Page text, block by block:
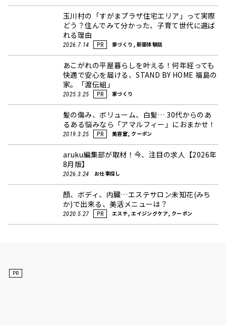
玉川村の「すがまプラザ住宅エリア」って実際
どう？住んでみて分かった、子育て世代に選ば
れる理由
2026.7.14 PR 家づくり, 新築体験談
あこがれの平屋暮らしを叶える！何年経っても
快適で安心を届ける、STAND BY HOME 福島の
家。「渡伝組」
2025.3.25 PR 家づくり
髪の傷み、ボリューム、白髪… 30代からのあ
るある悩みなら「アマルフィー」におまかせ！
2019.3.25 PR 美容室, クーポン
aruku編集部が取材！今、注目の求人【2026年
8月版】
2026.3.24 お仕事探し
顏、ボディ、内臓…エステサロン未知花(みち
か)で出来る、美活メニューは？
2020.5.27 PR エステ, エイジングケア, クーポン
PR